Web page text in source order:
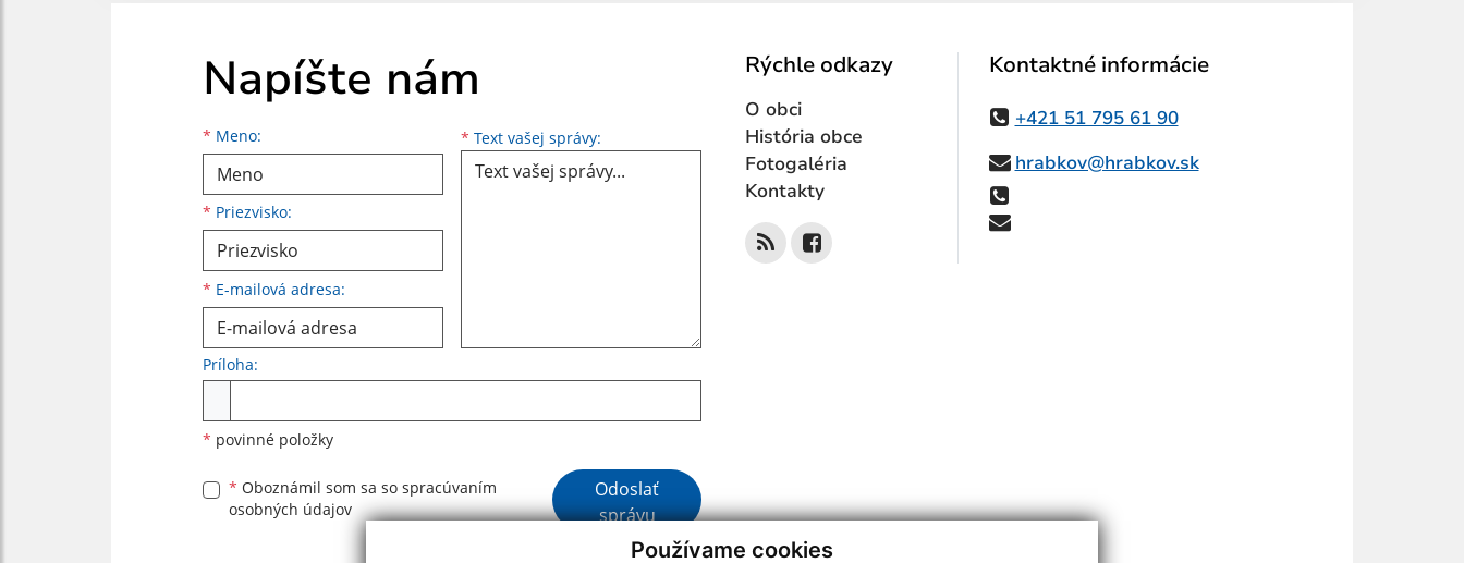
Používame cookies
Napíšte nám
* Meno:
Meno
* Priezvisko:
Priezvisko
* E-mailová adresa:
E-mailová adresa * Text vašej správy: Text vašej správy...
Príloha:
* povinné položky
* Oboznámil som sa so spracúvaním
osobných údajov
Google reCaptcha Response
Odoslať
správu
Rýchle odkazy
O obci
História obce
Fotogaléria
Kontakty
Kontaktné informácie
+421 51 795 61 90
hrabkov@hrabkov.sk